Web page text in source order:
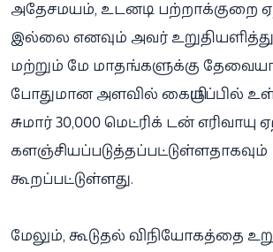
அதேசமயம், உடனடி பற்றாக்குறை
இல்லை எனவும் அவர்
மற்றும் மே மாதங்களுக்கு
போதுமான அளவில் கையிருப்பில்
சுமார் 30,000 மெட்ரிக் டன்
களஞ்சியப்படுத்தப்பட்டுள்ளதாகவும்
கூறப்பட்டுள்ளது.
மேலும், கூடுதல் விநியோகத்தை